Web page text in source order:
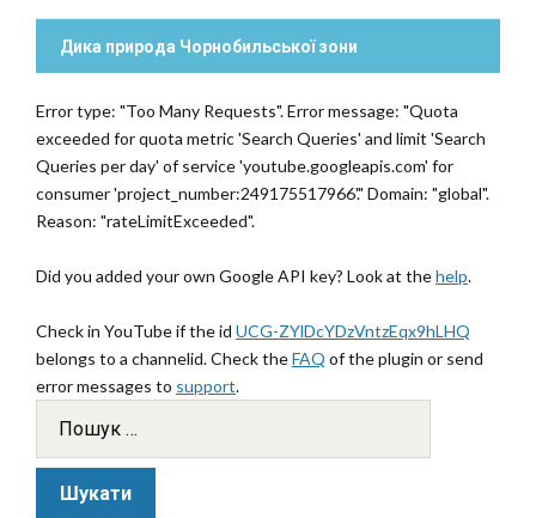
Дика природа Чорнобильської зони
Error type: "Too Many Requests". Error message: "Quota
exceeded for quota metric 'Search Queries' and limit 'Search
Queries per day' of service 'youtube.googleapis.com' for
consumer 'project_number:249175517966'." Domain: "global".
Reason: "rateLimitExceeded".
Did you added your own Google API key? Look at thehelp.
Check in YouTube if the id UCG-ZYlDcYDzVntzEqx9hLHQ
belongs to a channelid. Check theFAQ of the plugin or send
error messages to support.